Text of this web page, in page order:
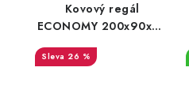
Kovový regál
ECONOMY 200x90x60
5 polic - pozinkovaný
26 %